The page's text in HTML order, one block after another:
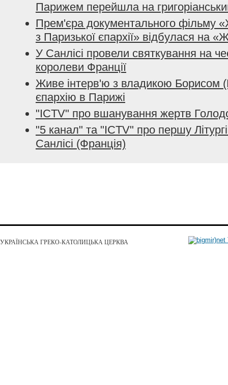
Парижем перейшла на
Прем'єра документального фільму
з Паризької єпархії» відбулася на
У Санлісі провели святкування на
королеви Франції
Живе інтерв'ю з владикою Борисом
єпархію в Парижі
"ICTV" про вшанування жертв
"5 канал" та "ICTV" про першу
Санлісі (Франція)
УКРАЇНСЬКА ГРЕКО-КАТОЛИЦЬКА ЦЕРКВА